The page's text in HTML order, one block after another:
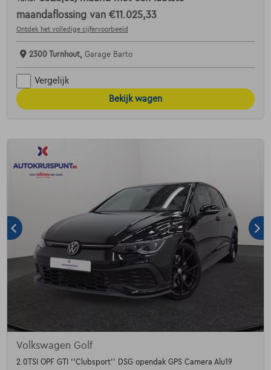
maandaflossing van €11.025,33
Ontdek het volledige cijfervoorbeeld
2300 Turnhout, Garage Barto
Vergelijk
Bekijk wagen
Volkswagen Golf
2.0TSI OPF GTI ''Clubsport'' DSG opendak GPS Camera Alu19